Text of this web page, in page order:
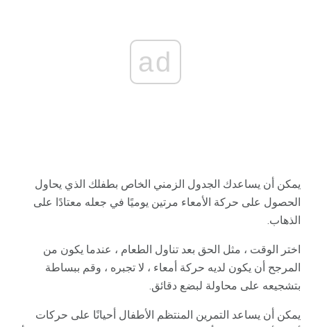
ad
يمكن أن يساعدك الجدول الزمني الخاص بطفلك الذي يحاول
الحصول على حركة الأمعاء مرتين يوميًا في جعله معتادًا على
الذهاب.
اختر الوقت ، مثل الحق بعد تناول الطعام ، عندما يكون من
المرجح أن يكون لديه حركة أمعاء ، لا تجبره ، وقم ببساطة
بتشجيعه على محاولة لبضع دقائق.
يمكن أن يساعد التمرين المنتظم الأطفال أحيانًا على حركات